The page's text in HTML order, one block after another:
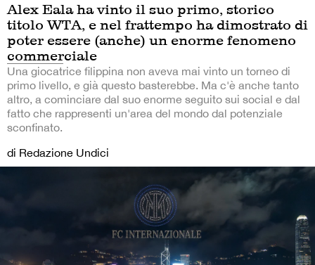
Alex Eala ha vinto il suo primo, storico
titolo WTA, e nel frattempo ha dimostrato di
poter essere (anche) un enorme fenomeno
commerciale
Una giocatrice filippina non aveva mai vinto un torneo di
primo livello, e già questo basterebbe. Ma c'è anche tanto
altro, a cominciare dal suo enorme seguito sui social e dal
fatto che rappresenti un'area del mondo dal potenziale
sconfinato.
di Redazione Undici